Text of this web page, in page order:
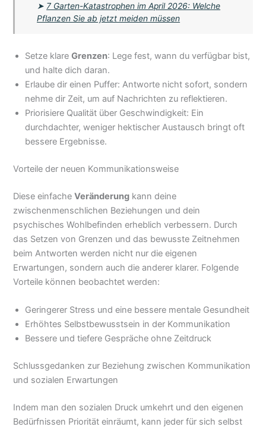
➤ 7 Garten-Katastrophen im April 2026: Welche
Pflanzen Sie ab jetzt meiden müssen
Setze klareGrenzen: Lege fest, wann du verfügbar bist,
und halte dich daran.
Erlaube dir einen Puffer: Antworte nicht sofort, sondern
nehme dir Zeit, um auf Nachrichten zu reflektieren.
Priorisiere Qualität über Geschwindigkeit: Ein
durchdachter, weniger hektischer Austausch bringt oft
bessere Ergebnisse.
Vorteile der neuen Kommunikationsweise
Diese einfacheVeränderung kann deine
zwischenmenschlichen Beziehungen und dein
psychisches Wohlbefinden erheblich verbessern. Durch
das Setzen von Grenzen und das bewusste Zeitnehmen
beim Antworten werden nicht nur die eigenen
Erwartungen, sondern auch die anderer klarer. Folgende
Vorteile können beobachtet werden:
Geringerer Stress und eine bessere mentale Gesundheit
Erhöhtes Selbstbewusstsein in der Kommunikation
Bessere und tiefere Gespräche ohne Zeitdruck
Schlussgedanken zur Beziehung zwischen Kommunikation
und sozialen Erwartungen
Indem man den sozialen Druck umkehrt und den eigenen
Bedürfnissen Priorität einräumt, kann jeder für sich selbst